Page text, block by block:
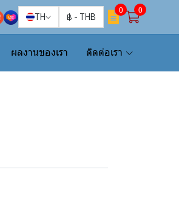
TH ฿ - THB
0 0
ผลงานของเรา ติดต่อเรา